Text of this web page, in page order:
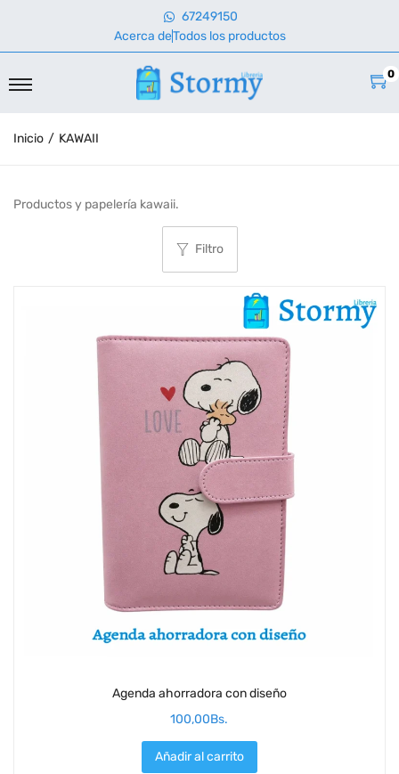
67249150
Acerca deTodos los productos
0
Inicio / KAWAII
Productos y papelería kawaii.
Filtro
Agenda ahorradora con diseño
100,00Bs.
Añadir al carrito